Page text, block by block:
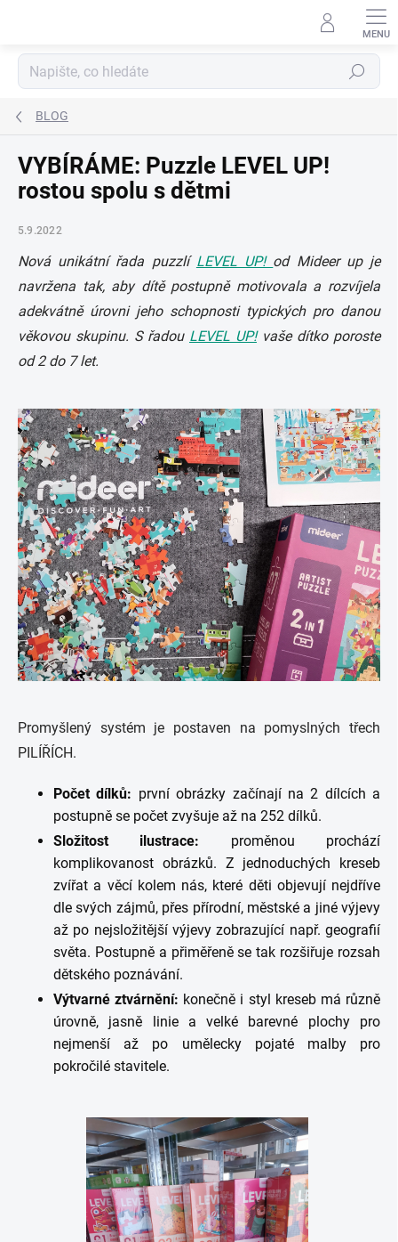
Hledat
BLOG
VYBÍRÁME: Puzzle LEVEL UP!
rostou spolu s dětmi
5.9.2022
Nová unikátní řada puzzlí LEVEL UP! od Mideer up je
navržena tak, aby dítě postupně motivovala a rozvíjela
adekvátně úrovni jeho schopnosti typických pro danou
věkovou skupinu. S řadou LEVEL UP!vaše dítko poroste
od 2 do 7 let.
Promyšlený systém je postaven na pomyslných třech
PILÍŘÍCH.
Počet dílků: první obrázky začínají na 2 dílcích a
postupně se počet zvyšuje až na 252 dílků.
Složitost ilustrace: proměnou prochází
komplikovanost obrázků. Z jednoduchých kreseb
zvířat a věcí kolem nás, které děti objevují nejdříve
dle svých zájmů, přes přírodní, městské a jiné výjevy
až po nejsložitější výjevy zobrazující např. geografií
světa. Postupně a přiměřeně se tak rozšiřuje rozsah
dětského poznávání.
Výtvarné ztvárnění: konečně i styl kreseb má různě
úrovně, jasně linie a velké barevné plochy pro
nejmenší až po umělecky pojaté malby pro
pokročilé stavitele.